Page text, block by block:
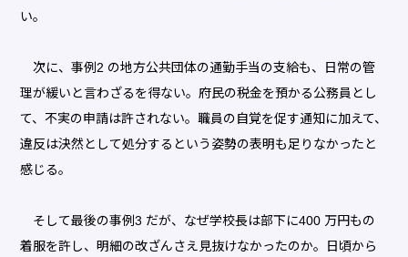
い。
次に、事例2 の地方公共団体の通勤手当の支給も、日常の管
理が緩いと言わざるを得ない。府民の税金を預かる公務員とし
て、不実の申請は許されない。職員の自覚を促す通知に加えて、
違反は決然として処分するという姿勢の表明も足りなかったと
感じる。
そして最後の事例3 だが、なぜ学校長は部下に400 万円もの
着服を許し、明細の改ざんさえ見抜けなかったのか。日頃から